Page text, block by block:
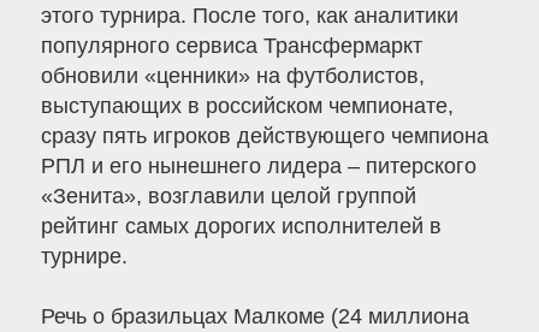
этого турнира. После того, как аналитики
популярного сервиса Трансфермаркт
обновили «ценники» на футболистов,
выступающих в российском чемпионате,
сразу пять игроков действующего чемпиона
РПЛ и его нынешнего лидера – питерского
«Зенита», возглавили целой группой
рейтинг самых дорогих исполнителей в
турнире.
Речь о бразильцах Малкоме (24 миллиона